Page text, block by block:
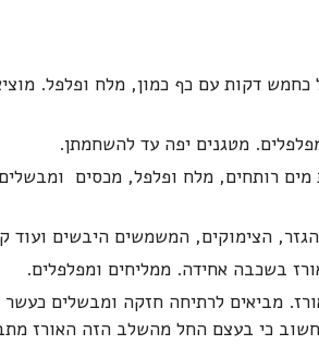
דקות עם כף כמון, מלח ופלפל.
מטגנים יפה עד להשחמתן.
הבצל לסיר, מוסיפים כ-3 כוסות מים רותחים, מלח ופלפל,
הצימוקים, המשמשים היבשים ועוד
בשכבה אחידה. ממליחים ומפלפלים.
מביאים לרתיחה חזקה ומבשלים